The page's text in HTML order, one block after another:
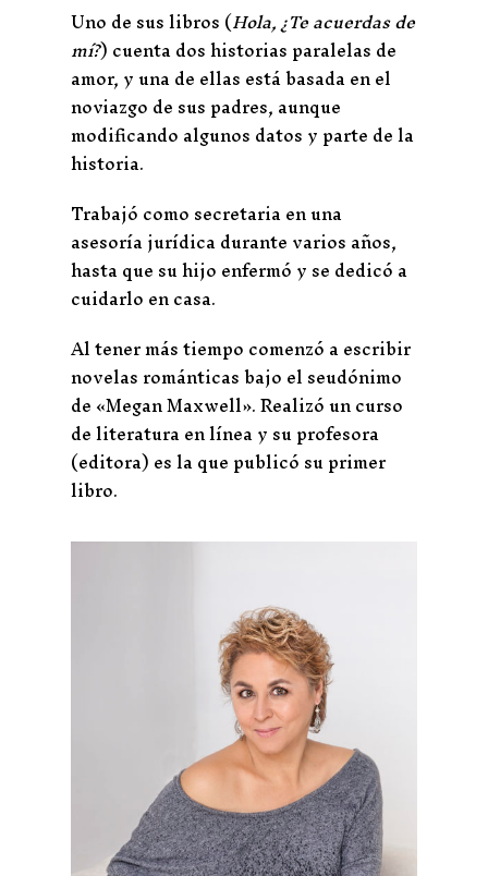
Uno de sus libros (Hola, ¿Te acuerdas de
mí?) cuenta dos historias paralelas de
amor, y una de ellas está basada en el
noviazgo de sus padres, aunque
modificando algunos datos y parte de la
historia.
Trabajó como secretaria en una
asesoría jurídica durante varios años,
hasta que su hijo enfermó y se dedicó a
cuidarlo en casa.
Al tener más tiempo comenzó a escribir
novelas románticas bajo el seudónimo
de «Megan Maxwell». Realizó un curso
de literatura en línea y su profesora
(editora) es la que publicó su primer
libro.